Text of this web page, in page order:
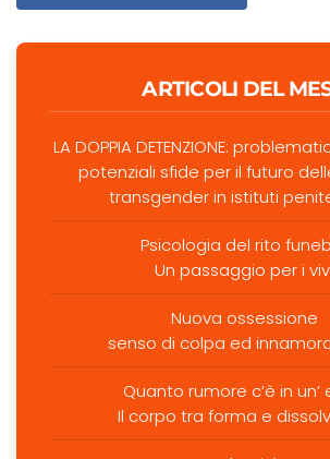
ARTICOLI DEL
LA DOPPIA DETENZIONE:
potenziali sfide per il futuro
transgender in istituti
Psicologia del rito
Un passaggio per i
Nuova ossessione
senso di colpa ed
Quanto rumore c’è in un’
Il corpo tra forma e